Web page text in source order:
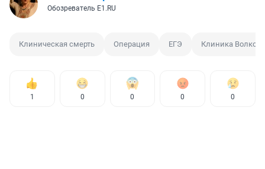
Обозреватель E1.RU
Клиническая смерть Операция ЕГЭ Клиника
1 0 0 0 0